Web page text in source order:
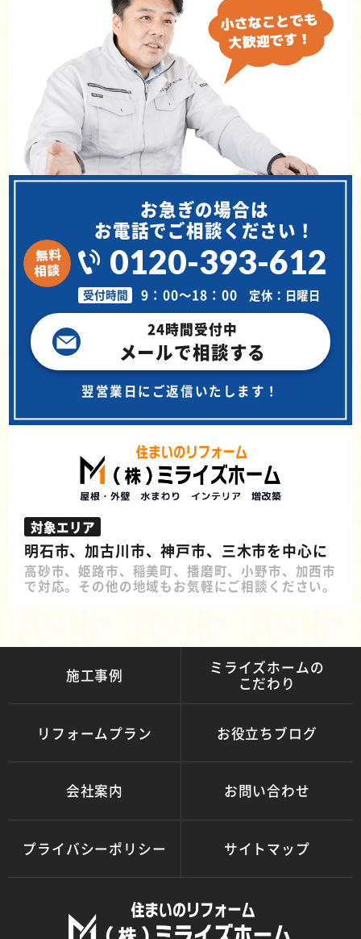
お急ぎの場合は
お電話でご相談ください！
0120-393-612
受付時間 9：00～18：00 定休：日曜日
24時間受付中
メールで相談する
翌営業日にご返信いたします！
対象エリア
明石市、加古川市、神戸市、三木市を中心に
高砂市、姫路市、稲美町、播磨町、小野市、加西市
で対応。その他の地域もお気軽にご相談ください。
施工事例
ミライズホームの
こだわり
リフォームプラン お役立ちブログ
会社案内 お問い合わせ
プライバシーポリシー サイトマップ